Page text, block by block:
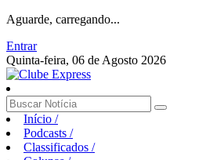
Aguarde, carregando...
Entrar
Quinta-feira, 06 de Agosto 2026
Início /
Podcasts /
Classificados /